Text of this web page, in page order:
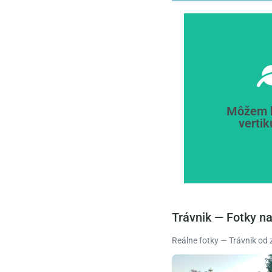
Môžem
Áno, ale
sa
listy
Trávnik — Fotky
Reálne fotky — Trávnik od